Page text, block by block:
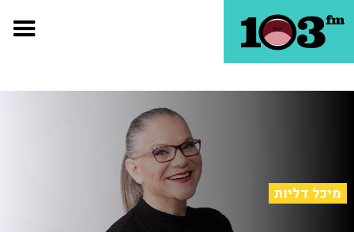
מיכל דליות